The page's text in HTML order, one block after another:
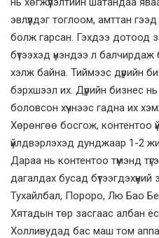
эвлүүлдэг тоглоом, амттан гээд
болж гарсан. Гэхдээ дотоод
бүтээхэд үнэндээ л балчирдаж
хэлж байна. Тиймээс дүрийн
бэрхшээл их. Дүрийн бизнес
боловсон хүчнээс гадна их
Хөрөнгөө босгож, контентоо
үйлдвэрлэхэд дунджаар 1-2
Дараа нь контентоо түмэнд
дагалдах бусад
Тухайлбал, Пороро, Лю Бао
Хятадын төр засгаас албан
Холливудад бас маш том